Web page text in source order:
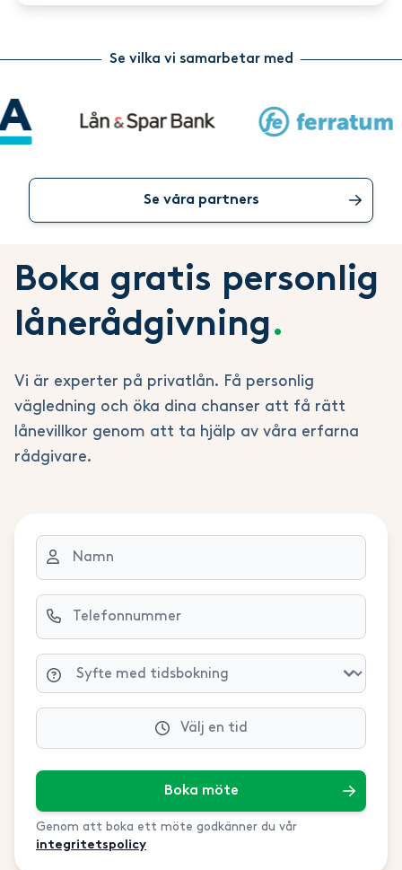
Se vilka vi samarbetar med
Se våra partners
Boka gratis personlig
lånerådgivning.
Vi är experter på privatlån. Få personlig
vägledning och öka dina chanser att få rätt
lånevillkor genom att ta hjälp av våra erfarna
rådgivare.
Välj en tid
Boka möte
Genom att boka ett möte godkänner du vår
integritetspolicy